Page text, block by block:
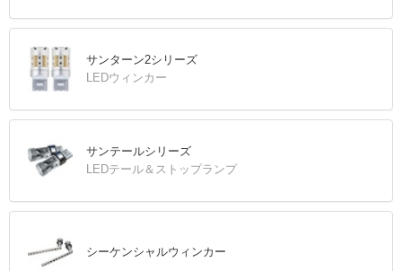
サンターン2シリーズ
LEDウィンカー
サンテールシリーズ
LEDテール＆ストップランプ
シーケンシャルウィンカー